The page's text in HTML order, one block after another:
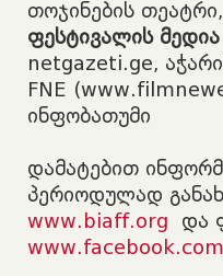
თოჯინების
ფესტივალის
netgazeti.ge,
FNE
ინფობათუმი
დამატებით
პერიოდულად
www.biaff.org და